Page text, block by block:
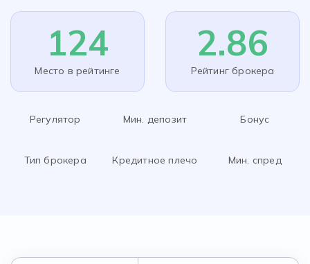
124
Место в рейтинге
2.86
Рейтинг брокера
Регулятор Мин. депозит Бонус
Тип брокера Кредитное плечо Мин. спред